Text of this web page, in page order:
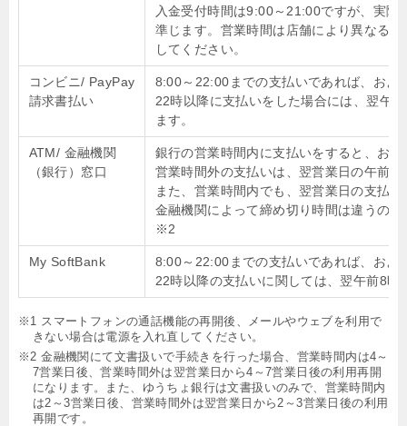
入金受付時間は9:00～21:00ですが、実
準じます。営業時間は店舗により異なる
してください。
コンビニ/ PayPay
請求書払い
8:00～22:00までの支払いであれば、およ
22時以降に支払いをした場合には、翌午
ます。
ATM/ 金融機関
（銀行）窓口
銀行の営業時間内に支払いをすると、お
営業時間外の支払いは、翌営業日の午前
また、営業時間内でも、翌営業日の支払
金融機関によって締め切り時間は違うの
※2
My SoftBank
8:00～22:00までの支払いであれば、およ
22時以降の支払いに関しては、翌午前8時
※1 スマートフォンの通話機能の再開後、メールやウェブを利用で
きない場合は電源を入れ直してください。
※2 金融機関にて文書扱いで手続きを行った場合、営業時間内は4～
7営業日後、営業時間外は翌営業日から4～7営業日後の利用再開
になります。また、ゆうちょ銀行は文書扱いのみで、営業時間内
は2～3営業日後、営業時間外は翌営業日から2～3営業日後の利用
再開です。